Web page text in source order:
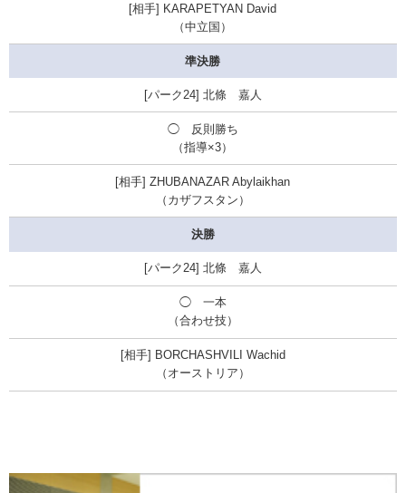
KARAPETYAN David
（中立国）
準決勝
北條 嘉人
◯ 反則勝ち
（指導×3）
ZHUBANAZAR Abylaikhan
（カザフスタン）
決勝
北條 嘉人
◯ 一本
（合わせ技）
BORCHASHVILI Wachid
（オーストリア）